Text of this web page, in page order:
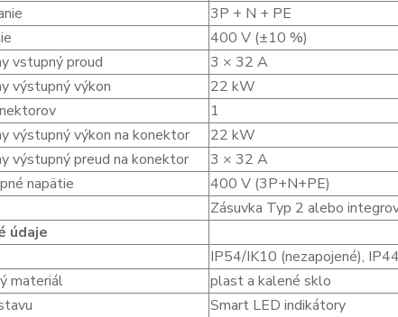
3P + N + PE
400 V (±10 %)
vstupný proud
3 × 32 A
výstupný výkon
22 kW
1
výstupný výkon na konektor
22 kW
výstupný preud na konektor
3 × 32 A
napätie
400 V (3P+N+PE)
Zásuvka Typ 2 alebo
údaje
IP54/IK10 (nezapojené),
materiál
plast a kalené sklo
Smart LED indikátory